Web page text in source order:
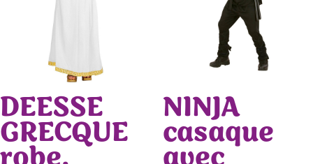
DEESSE
GRECQUE
NINJA
casaque